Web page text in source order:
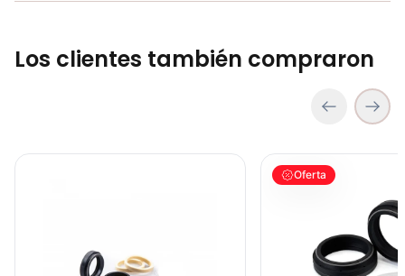
Los clientes también compraron
kit Retenedor Fox 36mm De Baja Friccion Ciclismo Mtb
kit Retenedor Fox
Oferta